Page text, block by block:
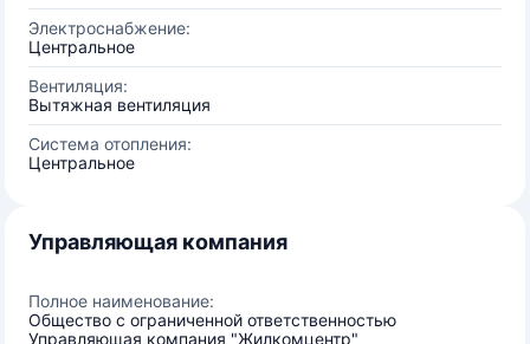
Электроснабжение:
Центральное
Вентиляция:
Вытяжная вентиляция
Система отопления:
Центральное
Управляющая компания
Полное наименование:
Общество с ограниченной ответственностью
Управляющая компания "Жилкомцентр"